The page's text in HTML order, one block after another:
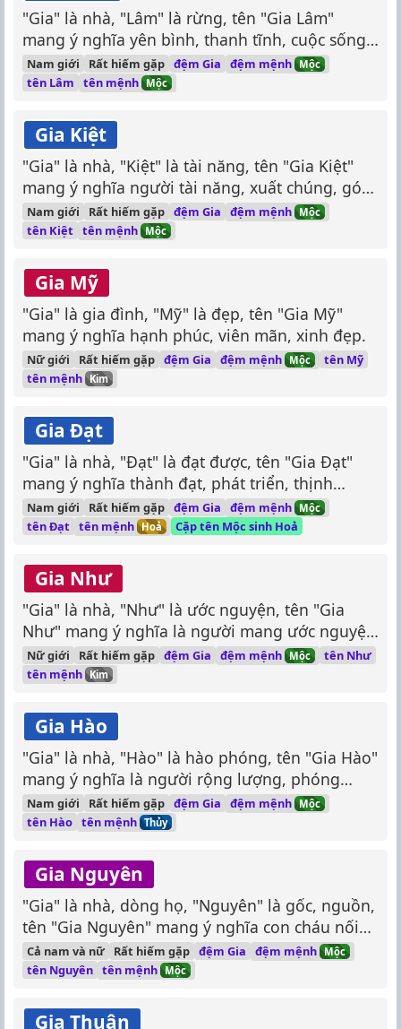
"Gia" là nhà, "Lâm" là rừng, tên "Gia Lâm"
mang ý nghĩa yên bình, thanh tĩnh, cuộc sống
như một khu rừng xanh mát.
Nam giới Rất hiếm gặp đệm Gia đệm mệnh Mộc
tên Lâm tên mệnh Mộc
Gia Kiệt
"Gia" là nhà, "Kiệt" là tài năng, tên "Gia Kiệt"
mang ý nghĩa người tài năng, xuất chúng, góp
phần làm rạng danh gia đình.
Nam giới Rất hiếm gặp đệm Gia đệm mệnh Mộc
tên Kiệt tên mệnh Mộc
Gia Mỹ
"Gia" là gia đình, "Mỹ" là đẹp, tên "Gia Mỹ"
mang ý nghĩa hạnh phúc, viên mãn, xinh đẹp.
Nữ giới Rất hiếm gặp đệm Gia đệm mệnh Mộc
tên Mỹ
tên mệnh Kim
Gia Đạt
"Gia" là nhà, "Đạt" là đạt được, tên "Gia Đạt"
mang ý nghĩa thành đạt, phát triển, thịnh
vượng.
Nam giới Rất hiếm gặp đệm Gia đệm mệnh Mộc
tên Đạt tên mệnh Hoả Cặp tên Mộc sinh Hoả
Gia Như
"Gia" là nhà, "Như" là ước nguyện, tên "Gia
Như" mang ý nghĩa là người mang ước nguyện
hạnh phúc gia đình, an yên.
Nữ giới Rất hiếm gặp đệm Gia đệm mệnh Mộc
tên Như
tên mệnh Kim
Gia Hào
"Gia" là nhà, "Hào" là hào phóng, tên "Gia Hào"
mang ý nghĩa là người rộng lượng, phóng
khoáng, yêu đời.
Nam giới Rất hiếm gặp đệm Gia đệm mệnh Mộc
tên Hào tên mệnh Thủy
Gia Nguyên
"Gia" là nhà, dòng họ, "Nguyên" là gốc, nguồn,
tên "Gia Nguyên" mang ý nghĩa con cháu nối
dõi, phát triển hưng thịnh.
Cả nam và nữ Rất hiếm gặp đệm Gia đệm mệnh Mộc
tên Nguyên tên mệnh Mộc
Gia Thuận